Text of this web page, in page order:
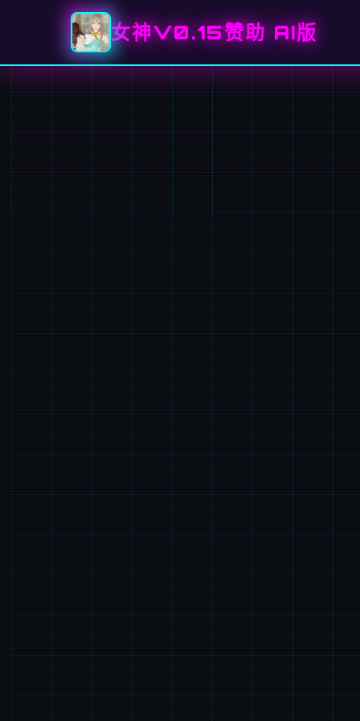
女神V0.15赞助 AI版